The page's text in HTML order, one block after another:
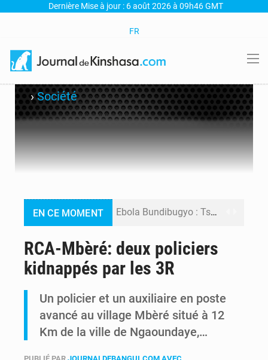
Dernière Mise à jour : 6 août 2026 à 09h46 GMT
FR
›Société
EN CE MOMENT Ebola Bundibugyo : Tshisekedi mobilise le Gouvernement, l’OMS et Africa CDC pour renforcer la riposte
Génocide, guerres et pillages : La RDC obtient un calendrier judiciaire contre le Rwanda à la CIJ
RCA-Mbèré: deux policiers
kidnappés par les 3R
Un policier et un auxiliaire en poste
avancé au village Mbèré situé à 12
Km de la ville de Ngaoundaye,…